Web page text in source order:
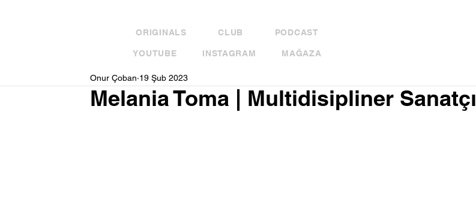
ORIGINALS CLUB PODCAST
YOUTUBE INSTAGRAM MAĞAZA
Melania Toma | Multidisipliner Sanatçı
Onur Çoban 19 Şub 2023